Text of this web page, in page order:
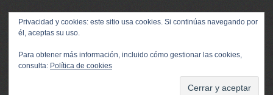
Privacidad y cookies: este sitio usa cookies. Si continúas navegando por
él, aceptas su uso.
Para obtener más información, incluido cómo gestionar las cookies,
consulta: Política de cookies